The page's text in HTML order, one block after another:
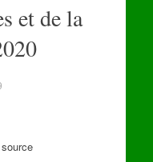
et de la